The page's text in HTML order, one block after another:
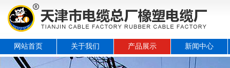
网站首页 关于我们 产品展示 新闻中心